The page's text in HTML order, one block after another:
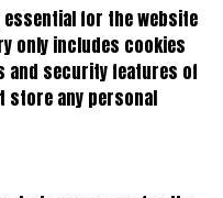
for the website
only includes cookies
security features of
store any personal